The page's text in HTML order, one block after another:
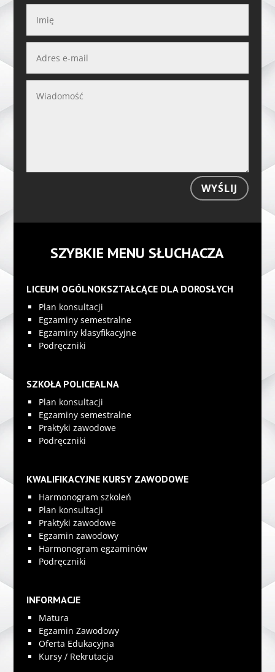
WYŚLIJ
SZYBKIE MENU SŁUCHACZA
LICEUM OGÓLNOKSZTAŁCĄCE DLA DOROSŁYCH
Plan konsultacji
Egzaminy semestralne
Egzaminy klasyfikacyjne
Podręczniki
SZKOŁA POLICEALNA
Plan konsultacji
Egzaminy semestralne
Praktyki zawodowe
Podręczniki
KWALIFIKACYJNE KURSY ZAWODOWE
Harmonogram szkoleń
Plan konsultacji
Praktyki zawodowe
Egzamin zawodowy
Harmonogram egzaminów
Podręczniki
INFORMACJE
Matura
Egzamin Zawodowy
Oferta Edukacyjna
Kursy / Rekrutacja